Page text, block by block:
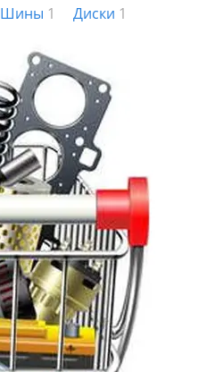
Шины 1 Диски 1